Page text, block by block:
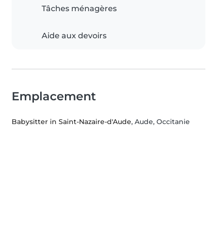
Tâches ménagères
Aide aux devoirs
Emplacement
Babysitter in Saint-Nazaire-d'Aude, Aude, Occitanie